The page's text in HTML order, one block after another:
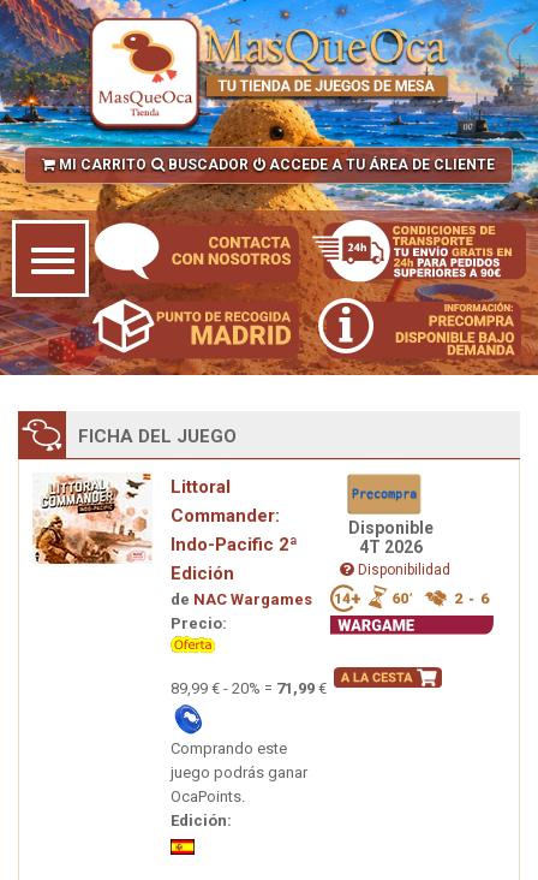
MI CARRITO BUSCADOR ACCEDE A TU ÁREA DE CLIENTE
FICHA DEL JUEGO
Littoral
Commander:
Indo-Pacific 2ª
Edición
de NAC Wargames
Precio:
89,99 € - 20% = 71,99 €
Comprando este
juego podrás ganar
OcaPoints.
Edición:
Disponible
4T 2026
Disponibilidad